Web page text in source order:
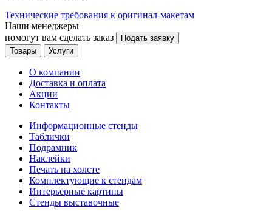
Технические требования к оригинал-макетам
Наши менеджеры
помогут вам сделать заказ
Подать заявку
Товары
Услуги
О компании
Доставка и оплата
Акции
Контакты
Информационные стенды
Таблички
Подрамник
Наклейки
Печать на холсте
Комплектующие к стендам
Интерьерные картины
Стенды выставочные